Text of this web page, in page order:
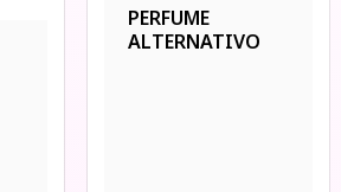
PERFUME
ALTERNATIVO